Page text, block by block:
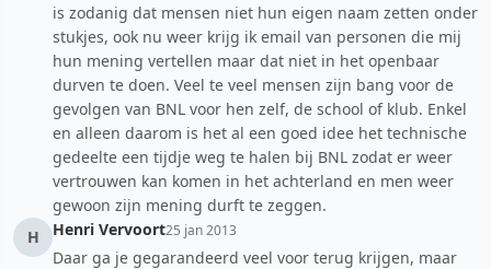
is zodanig dat mensen niet hun eigen naam zetten onder
stukjes, ook nu weer krijg ik email van personen die mij
hun mening vertellen maar dat niet in het openbaar
durven te doen. Veel te veel mensen zijn bang voor de
gevolgen van BNL voor hen zelf, de school of klub. Enkel
en alleen daarom is het al een goed idee het technische
gedeelte een tijdje weg te halen bij BNL zodat er weer
vertrouwen kan komen in het achterland en men weer
gewoon zijn mening durft te zeggen.
H
Henri Vervoort25 jan 2013
Daar ga je gegarandeerd veel voor terug krijgen, maar